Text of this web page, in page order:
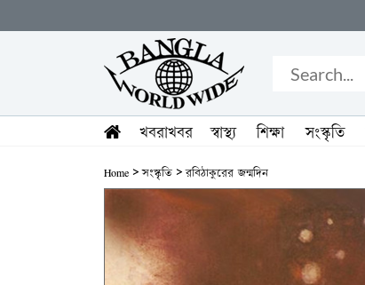
খবরাখবর স্বাস্থ্য শিক্ষা সংস্কৃতি
Home > সংস্কৃতি > রবিঠাকুরের জন্মদিন